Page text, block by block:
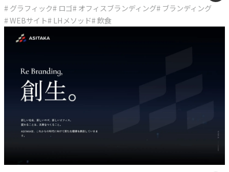
PRODUCT
自社プロダクト
ます。
ーケーズデリカ10年間の企業変革
# グラフィック# ロゴ# オフィスブランディング# ブランディング
# WEBサイト# LHメソッド# 飲食